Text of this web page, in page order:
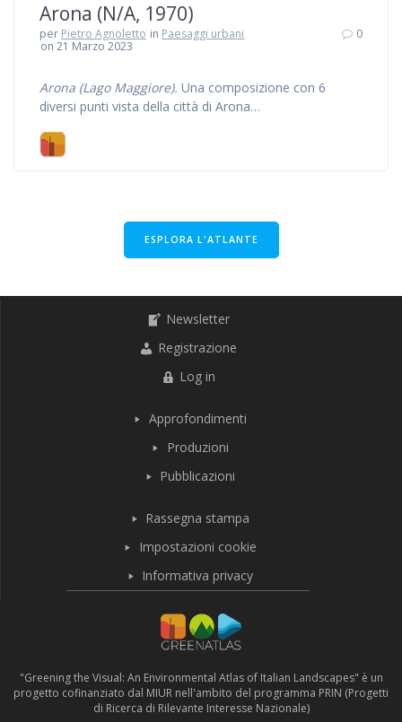
Arona (N/A, 1970)
per Pietro Agnoletto in Paesaggi urbani
on 21 Marzo 2023
0
Arona (Lago Maggiore). Una composizione con 6
diversi punti vista della città di Arona…
ESPLORA L'ATLANTE
Newsletter
Registrazione
Log in
Approfondimenti
Produzioni
Pubblicazioni
Rassegna stampa
Impostazioni cookie
Informativa privacy
"Greening the Visual: An Environmental Atlas of Italian Landscapes" è un
progetto cofinanziato dal MIUR nell'ambito del programma PRIN (Progetti
di Ricerca di Rilevante Interesse Nazionale)